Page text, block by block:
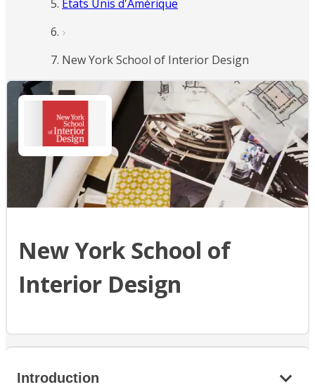
États Unis d'Amérique
New York School of Interior Design
New York School of
Interior Design
Introduction